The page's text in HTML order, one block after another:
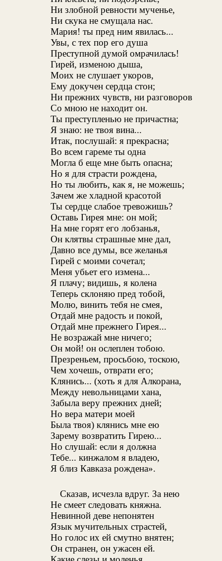
Ни злобной ревности мученье,
Ни скука не смущала нас.
Мария! ты пред ним явилась...
Увы, с тех пор его душа
Преступной думой омрачилась!
Гирей, изменою дыша,
Моих не слушает укоров,
Ему докучен сердца стон;
Ни прежних чувств, ни разговоров
Со мною не находит он.
Ты преступленью не причастна;
Я знаю: не твоя вина...
Итак, послушай: я прекрасна;
Во всем гареме ты одна
Могла б еще мне быть опасна;
Но я для страсти рождена,
Но ты любить, как я, не можешь;
Зачем же хладной красотой
Ты сердце слабое тревожишь?
Оставь Гирея мне: он мой;
На мне горят его лобзанья,
Он клятвы страшные мне дал,
Давно все думы, все желанья
Гирей с моими сочетал;
Меня убьет его измена...
Я плачу; видишь, я колена
Теперь склоняю пред тобой,
Молю, винить тебя не смея,
Отдай мне радость и покой,
Отдай мне прежнего Гирея...
Не возражай мне ничего;
Он мой! он ослеплен тобою.
Презреньем, просьбою, тоскою,
Чем хочешь, отврати его;
Клянись... (хоть я для Алкорана,
Между невольницами хана,
Забыла веру прежних дней;
Но вера матери моей
Была твоя) клянись мне ею
Зарему возвратить Гирею...
Но слушай: если я должна
Тебе... кинжалом я владею,
Я близ Кавказа рождена».
Сказав, исчезла вдруг. За нею
Не смеет следовать княжна.
Невинной деве непонятен
Язык мучительных страстей,
Но голос их ей смутно внятен;
Он странен, он ужасен ей.